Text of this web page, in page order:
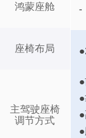
鸿蒙座舱
座椅布局
主驾驶座椅
调节方式
-